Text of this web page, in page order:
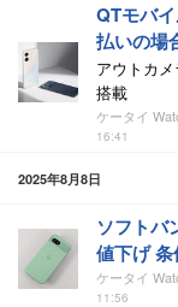
QTモバ
払いの場
アウトカ
搭載
ケータイ
16:41
2025年8月8日
ソフトバ
値下げ
ケータイ
11:56